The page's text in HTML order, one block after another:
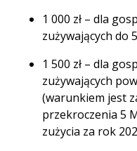
1 000 zł – dla
zużywających do
1 500 zł – dla
zużywających
(warunkiem jest
przekroczenia 5
zużycia za rok